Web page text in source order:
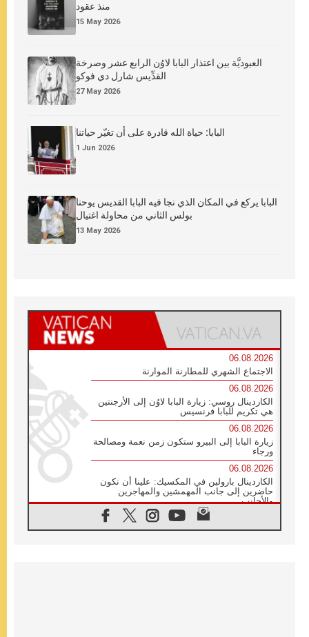
منذ عقود
15 May 2026
العبوديَّة بين اعتذار البابا لاوُن الرابع عشر وصرخة
القدِّيس شارل دي فوكو
27 May 2026
البابا: حياة الله قادرة على أن تغيّر حياتنا
1 Jun 2026
البابا يركع في المكان الذي نجا فيه البابا القديس يوحنا
بولس الثاني من محاولة اغتيال
13 May 2026
06.08.2026
الاجتماع الشهري للمطارنة الموارنة
06.08.2026
الكاردينال روسي: زيارة البابا لاوُن إلى الأرجنتين
هي تكريم للبابا فرنسيس
06.08.2026
زيارة البابا إلى البيرو ستكون زمن نعمة ومصالحة
ورجاء
06.08.2026
الكاردينال بارولين في المكسيك: علينا أن نكون
حاضرين إلى جانب المهمشين والمهاجرين
والأجانب
البابا لاوُن الرابع عشر للشباب في أسيزي: